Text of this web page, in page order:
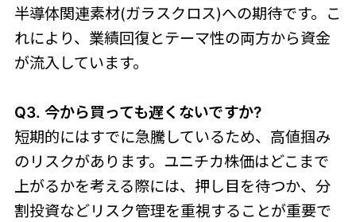
半導体関連素材(ガラスクロス)への期待です。こ
れにより、業績回復とテーマ性の両方から資金
が流入しています。
Q3. 今から買っても遅くないですか?
短期的にはすでに急騰しているため、高値掴み
のリスクがあります。ユニチカ株価はどこまで
上がるかを考える際には、押し目を待つか、分
割投資などリスク管理を重視することが重要で